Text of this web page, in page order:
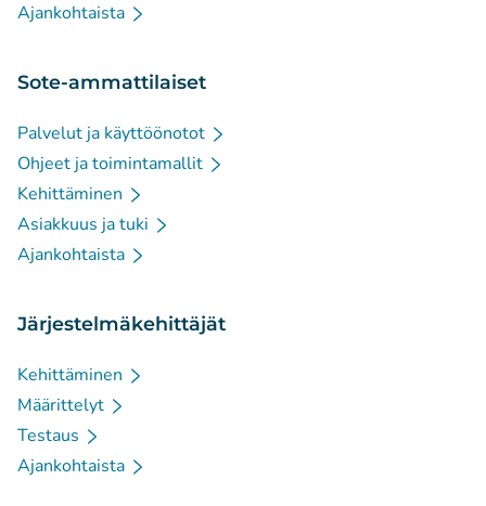
Ajankohtaista
Sote-ammattilaiset
Palvelut ja käyttöönotot
Ohjeet ja toimintamallit
Kehittäminen
Asiakkuus ja tuki
Ajankohtaista
Järjestelmäkehittäjät
Kehittäminen
Määrittelyt
Testaus
Ajankohtaista